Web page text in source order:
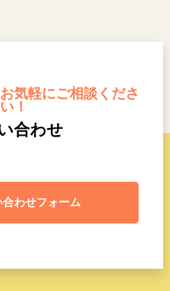
気軽にご相談くださ
い！
合わせ
合わせフォーム